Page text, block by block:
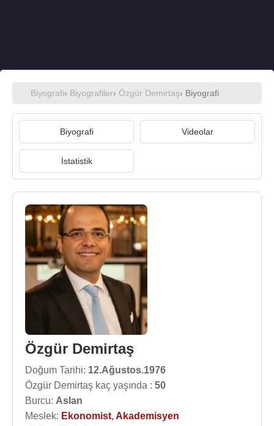
Biyografi› Biyografiler› Özgür Demirtaş› Biyografi
Biyografi Videolar
İstatistik
Özgür Demirtaş
Doğum Tarihi: 12.Ağustos.1976
Özgür Demirtaş kaç yaşında : 50
Burcu: Aslan
Meslek: Ekonomist,Akademisyen